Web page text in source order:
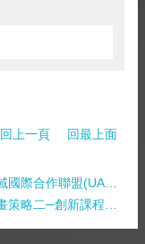
回上一頁 回最上面